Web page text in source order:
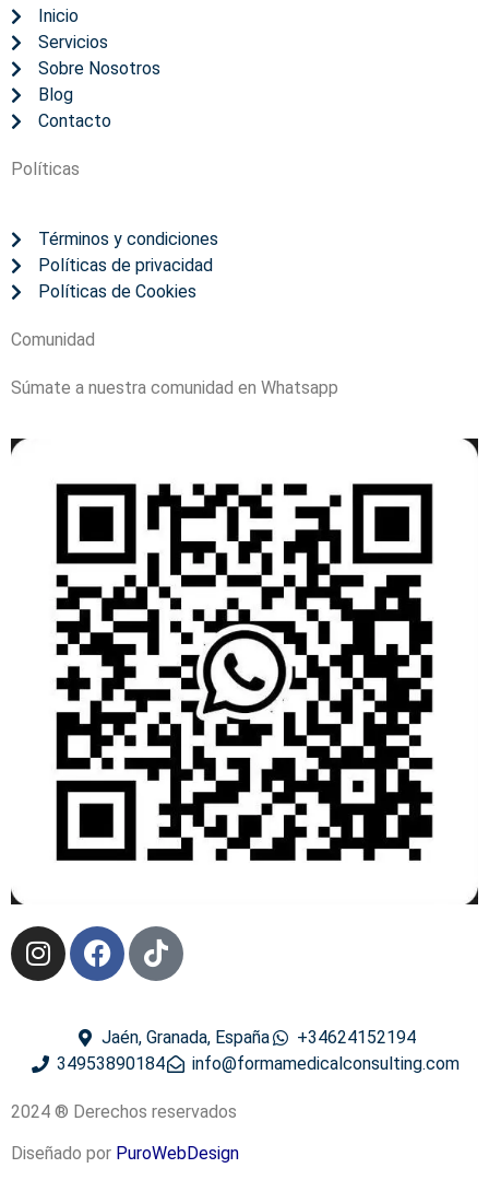
Inicio
Servicios
Sobre Nosotros
Blog
Contacto
Políticas
Términos y condiciones
Políticas de privacidad
Políticas de Cookies
Comunidad
Súmate a nuestra comunidad en Whatsapp
Jaén, Granada, España
+34624152194
34953890184
info@formamedicalconsulting.com
2024 ® Derechos reservados
Diseñado por PuroWebDesign